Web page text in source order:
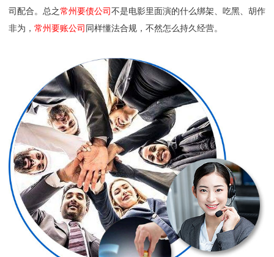
司配合。总之常州要债公司不是电影里面演的什么绑架、吃黑、胡作
非为， 常州要账公司 同样懂法合规，不然怎么持久经营。